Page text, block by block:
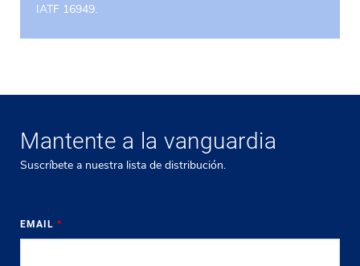
IATF 16949.
Mantente a la vanguardia
Suscríbete a nuestra lista de distribución.
EMAIL *